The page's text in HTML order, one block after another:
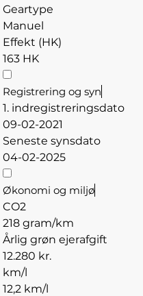
Geartype
Manuel
Effekt (HK)
163 HK
Registrering og syn
1. indregistreringsdato
09-02-2021
Seneste synsdato
04-02-2025
Økonomi og miljø
CO2
218 gram/km
Årlig grøn ejerafgift
12.280 kr.
km/l
12,2 km/l